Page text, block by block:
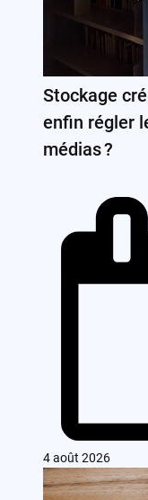
Stockage
enfin régler
médias ?
4 août 2026